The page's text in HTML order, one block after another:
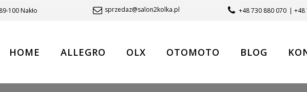
100 Nakło sprzedaz@salon2kolka.pl +48 730 880 070 | +48
HOME ALLEGRO OLX OTOMOTO BLOG